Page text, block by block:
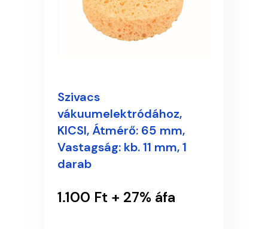
Szivacs
vákuumelektródához,
KICSI, Átmérő: 65 mm,
Vastagság: kb. 11 mm, 1
darab
1.100 Ft + 27% áfa